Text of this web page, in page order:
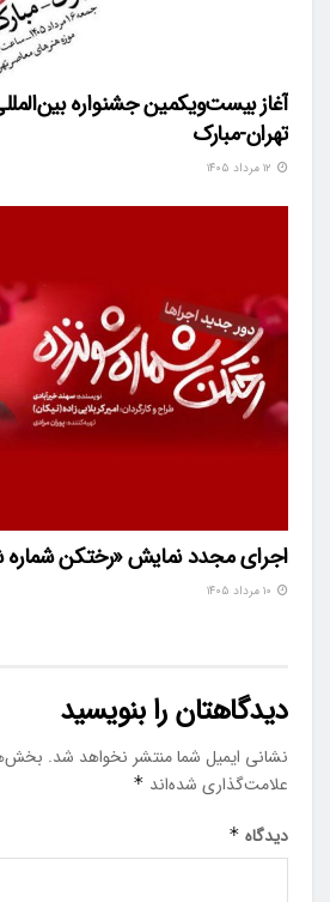
آغاز بیست‌ویکمین جشنواره
تهران-مبارک
اجرای مجدد نمایش «رختکن شماره
دیدگاهتان را بنویسید
نشانی ایمیل شما منتشر نخواهد شد.
علامت‌گذاری شده‌اند *
دیدگاه *